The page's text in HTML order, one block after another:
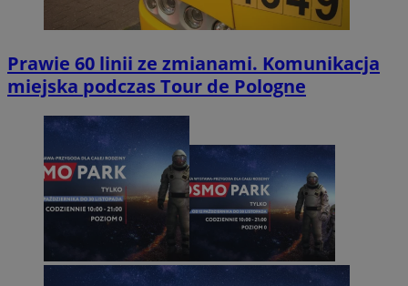
Prawie 60 linii ze zmianami. Komunikacja
miejska podczas Tour de Pologne